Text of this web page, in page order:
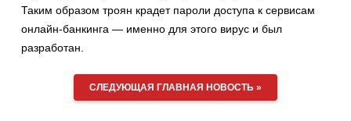
Таким образом троян крадет пароли доступа к сервисам
онлайн-банкинга — именно для этого вирус и был
разработан.
СЛЕДУЮЩАЯ ГЛАВНАЯ НОВОСТЬ »